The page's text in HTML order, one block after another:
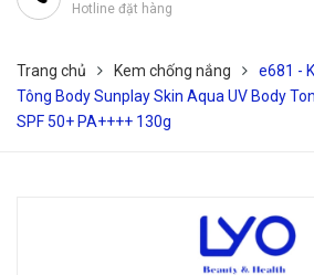
Hotline đặt hàng
Trang chủ Kem chống nắng
e681 -
Tông Body Sunplay Skin Aqua UV Body
SPF 50+ PA++++ 130g